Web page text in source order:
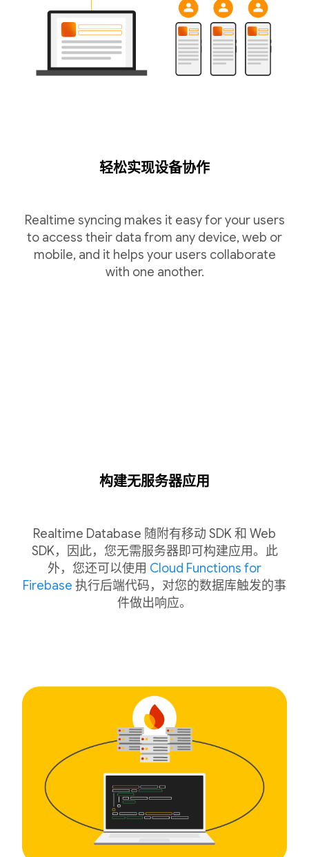
轻松实现设备协作
Realtime syncing makes it easy for your users
to access their data from any device, web or
mobile, and it helps your users collaborate
with one another.
构建无服务器应用
Realtime Database 随附有移动 SDK 和 Web
SDK，因此，您无需服务器即可构建应用。此
外，您还可以使用 Cloud Functions for
Firebase 执行后端代码，对您的数据库触发的事
件做出响应。